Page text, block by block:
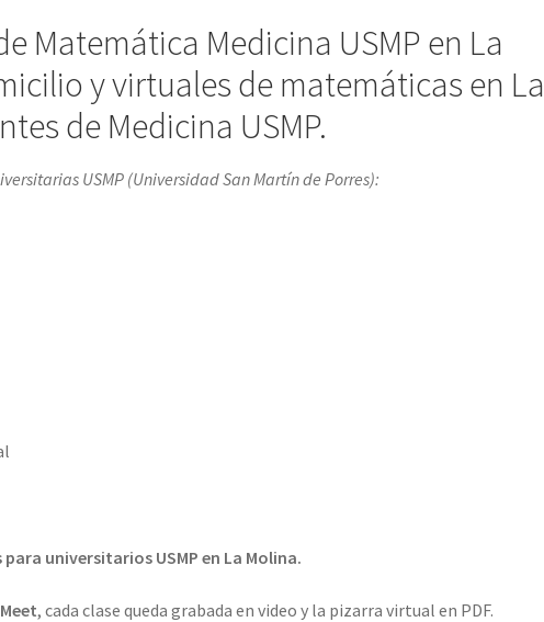
Matemática Medicina USMP en La
y virtuales de matemáticas en La
de Medicina USMP.
USMP (Universidad San Martín de Porres):
universitarios USMP en La Molina.
, cada clase queda grabada en video y la pizarra virtual en PDF.